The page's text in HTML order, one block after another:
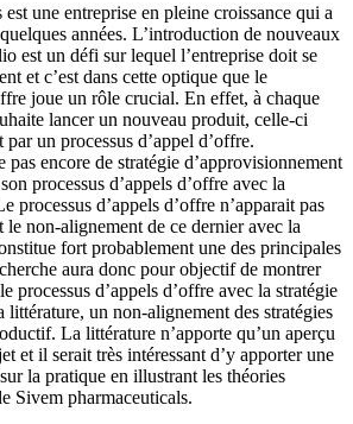
une entreprise en pleine croissance qui a
années. L’introduction de nouveaux
est un défi sur lequel l’entreprise doit se
et c’est dans cette optique que le
joue un rôle crucial. En effet, à chaque
lancer un nouveau produit, celle-ci
par un processus d’appel d’offre.
pas encore de stratégie d’approvisionnement
processus d’appels d’offre avec la
processus d’appels d’offre n’apparait pas
le non-alignement de ce dernier avec la
fort probablement une des principales
aura donc pour objectif de montrer
processus d’appels d’offre avec la stratégie
littérature, un non-alignement des stratégies
La littérature n’apporte qu’un aperçu
et il serait très intéressant d’y apporter une
la pratique en illustrant les théories
Sivem pharmaceuticals.